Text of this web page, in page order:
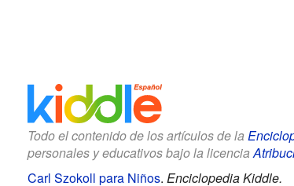
Todo el contenido de los artículos de la
personales y educativos bajo la licencia
Carl Szokoll para Niños. Enciclopedia Kiddle.